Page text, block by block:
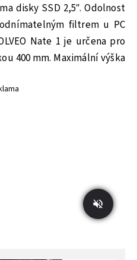
disky SSD 2,5″. Odolnost
filtrem u PC
Nate 1 je určena pro
400 mm. Maximální výška